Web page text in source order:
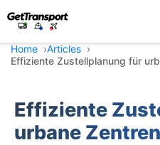
Home
Articles
Effiziente Zustellplanung für
Effiziente
urbane